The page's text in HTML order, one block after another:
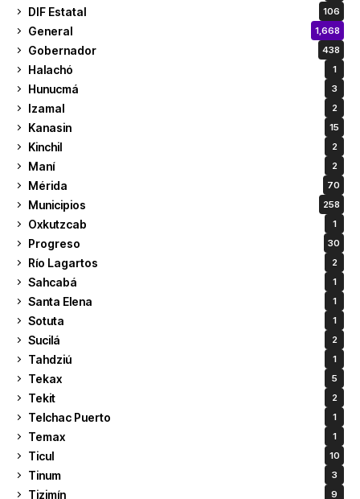
DIF Estatal 106
General 1,668
Gobernador 438
Halachó 1
Hunucmá 3
Izamal 2
Kanasin 15
Kinchil 2
Maní 2
Mérida 70
Municipios 258
Oxkutzcab 1
Progreso 30
Río Lagartos 2
Sahcabá 1
Santa Elena 1
Sotuta 1
Sucilá 2
Tahdziú 1
Tekax 5
Tekit 2
Telchac Puerto 1
Temax 1
Ticul 10
Tinum 3
Tizimín 9